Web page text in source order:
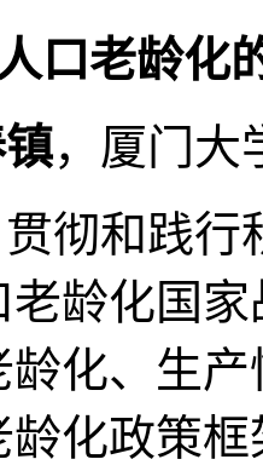
口老龄化
，厦门大
贯彻和践行
龄化国
化、生
化政策